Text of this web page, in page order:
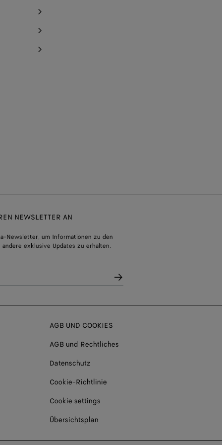
NEWSLETTER AN
Newsletter, um Informationen zu den
exklusive Updates zu erhalten.
AGB UND COOKIES
AGB und Rechtliches
Datenschutz
Cookie-Richtlinie
Cookie settings
Übersichtsplan